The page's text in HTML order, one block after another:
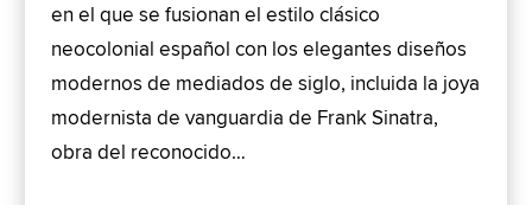
en el que se fusionan el estilo clásico
neocolonial español con los elegantes diseños
modernos de mediados de siglo, incluida la joya
modernista de vanguardia de Frank Sinatra,
obra del reconocido…